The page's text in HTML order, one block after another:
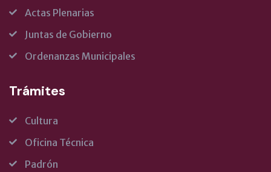
Actas Plenarias
Juntas de Gobierno
Ordenanzas Municipales
Trámites
Cultura
Oficina Técnica
Padrón